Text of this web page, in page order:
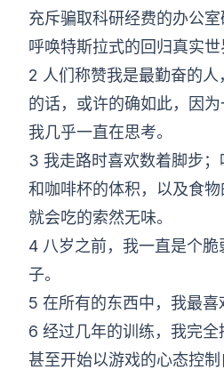
充斥骗取科研经费的办公
呼唤特斯拉式的回归真实世
2 人们称赞我是最勤奋的
的话，或许的确如此，因为
我几乎一直在思考。
3 我走路时喜欢数着脚步
和咖啡杯的体积，以及食
就会吃的索然无味。
4 八岁之前，我一直是个
子。
5 在所有的东西中，我最喜
6 经过几年的训练，我完全
甚至开始以游戏的心态控